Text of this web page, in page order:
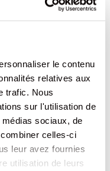
le contenu
relatives aux
trafic. Nous
sur l'utilisation de
sociaux, de
celles-ci
leur avez fournies
utilisation de leurs
chaude ou